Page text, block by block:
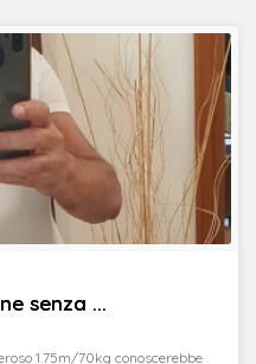
senza ...
1.75m/70kg conoscerebbe